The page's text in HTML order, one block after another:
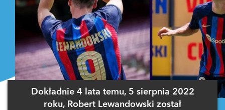
Dokładnie 4 lata temu, 5 sierpnia 2022
roku, Robert Lewandowski został